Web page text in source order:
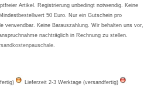
Artikel. Registrierung unbedingt notwendig. Keine
50 Euro. Nur ein Gutschein pro
verwendbar. Keine Barauszahlung. Wir behalten uns vor,
nachträglich in Rechnung zu stellen.
.
Lieferzeit 2-3 Werktage (versandfertig)